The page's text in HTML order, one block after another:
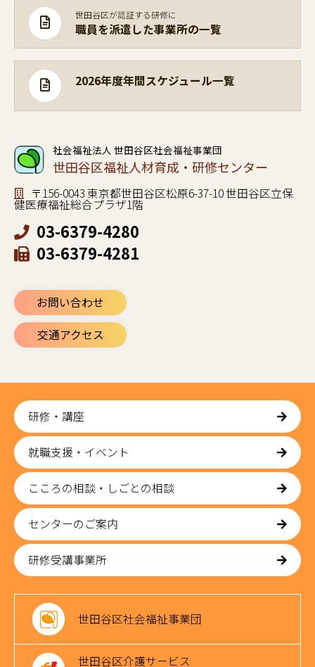
世田谷区が認証する研修に
職員を派遣した事業所の一覧
2026年度年間スケジュール一覧
社会福祉法人 世田谷区社会福祉事業団
世田谷区福祉人材育成・研修センター
〒156-0043 東京都世田谷区松原6-37-10 世田谷区立保
健医療福祉総合プラザ1階
03-6379-4280
03-6379-4281
お問い合わせ
交通アクセス
研修・講座
就職支援・イベント
こころの相談・しごとの相談
センターのご案内
研修受講事業所
世田谷区社会福祉事業団
世田谷区介護サービス